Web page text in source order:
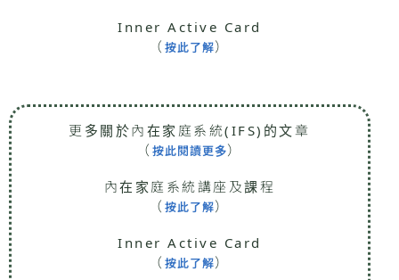
Inner Active Card
（ 按此了解）
更多關於內在家庭系統(IFS)的文章
（ 按此閱讀更多）
內在家庭系統講座及課程
（ 按此了解）
Inner Active Card
（ 按此了解）